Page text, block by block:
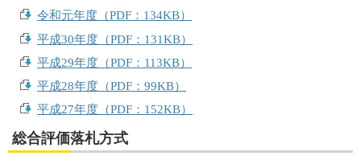
令和元年度（PDF：134KB）
平成30年度（PDF：131KB）
平成29年度（PDF：113KB）
平成28年度（PDF：99KB）
平成27年度（PDF：152KB）
総合評価落札方式